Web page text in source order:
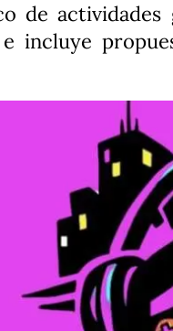
de
e incluye